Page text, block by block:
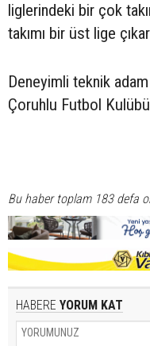
liglerindeki bir çok
takımı bir üst lige
Deneyimli teknik
Çoruhlu Futbol
Bu haber toplam 183 defa
HABERE YORUM KAT